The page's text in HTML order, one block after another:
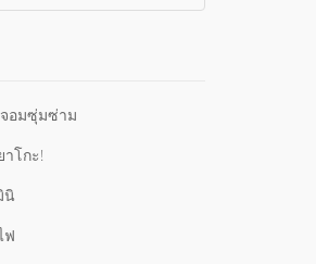
อมซุ่มซ่าม
โกะ!
นิ
ฟ